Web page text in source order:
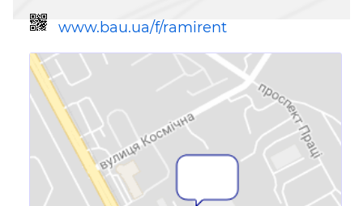
www.bau.ua/f/ramirent
Ссылка для мобильных устройств